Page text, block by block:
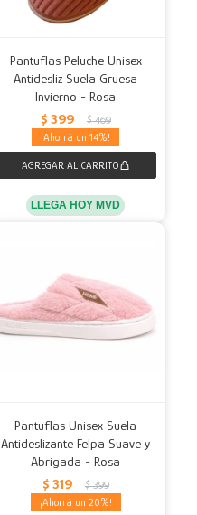
Pantuflas Peluche Unisex
Antidesliz Suela Gruesa
Invierno - Rosa
$ 399 $ 469
14
LLEGA HOY MVD
Pantuflas Unisex Suela
Antideslizante Felpa Suave y
Abrigada - Rosa
$ 319 $ 399
20